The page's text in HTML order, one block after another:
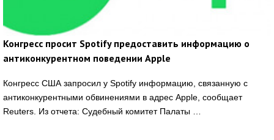
Конгресс просит Spotify предоставить информацию о
антиконкурентном поведении Apple
Конгресс США запросил у Spotify информацию, связанную с
антиконкурентными обвинениями в адрес Apple, сообщает
Reuters. Из отчета: Судебный комитет Палаты …